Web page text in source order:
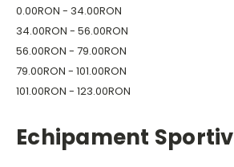
0.00RON - 34.00RON
34.00RON - 56.00RON
56.00RON - 79.00RON
79.00RON - 101.00RON
101.00RON - 123.00RON
Echipament Sportiv